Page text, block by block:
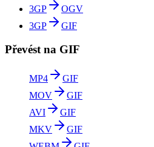
3GP
OGV
3GP
GIF
Převést na GIF
MP4
GIF
MOV
GIF
AVI
GIF
MKV
GIF